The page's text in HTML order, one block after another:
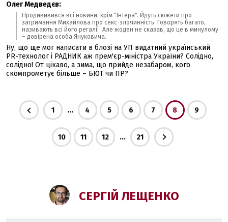
Олег Медведєв:
Продививився всі новини, крім "Інтера". Йдуть сюжети про
затримання Михайлова про секс-злочинність. Говорять багато,
називають всі його регалії. Але жоден не сказав, що це в минулому
– довірена особа Януковича.
Ну, що ще мог написати в блозі на УП видатний український
PR-технолог і РАДНИК аж прем'єр-міністра України? Солідно,
солідно! От цікаво, а зима, що прийде незабаром, кого
скомпрометує більше – БЮТ чи ПР?
1 ... 4 5 6 7 8 9
10 11 12 ... 21
СЕРГІЙ ЛЕЩЕНКО